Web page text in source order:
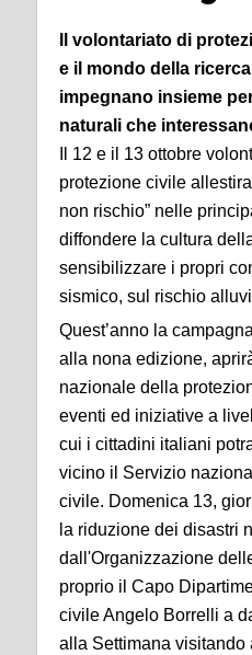
Il volontariato di
e il mondo della
impegnano insieme
naturali che
Il 12 e il 13 ottobre
protezione civile
non rischio” nelle
diffondere la cultura
sensibilizzare i propri
sismico, sul rischio
Quest’anno la
alla nona edizione,
nazionale della
eventi ed iniziative a
cui i cittadini italiani
vicino il Servizio
civile. Domenica 13,
la riduzione dei disastri
dall'Organizzazione
proprio il Capo
civile Angelo Borrelli a
alla Settimana visitando